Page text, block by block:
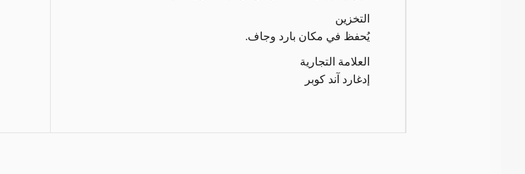
التخزين
يُحفظ في مكان بارد وجاف.
العلامة التجارية
إدغارد آند كوبر